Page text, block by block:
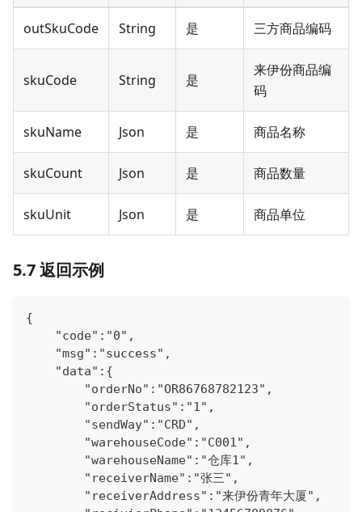
outSkuCode String 是 三方商品编码
skuCode String 是
来伊份商品编
码
skuName Json 是 商品名称
skuCount Json 是 商品数量
skuUnit Json 是 商品单位
5.7 返回示例
{
    "code":"0",
    "msg":"success",
    "data":{
        "orderNo":"OR86768782123",
        "orderStatus":"1",
        "sendWay":"CRD",
        "warehouseCode":"C001",
        "warehouseName":"仓库1",
        "receiverName":"张三",
        "receiverAddress":"来伊份青年大厦",